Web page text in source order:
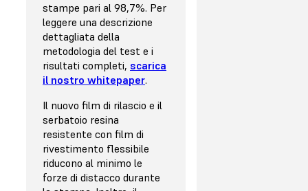
maniera uniforme,
consentendoti inoltre di
mantenere pulita l'area di
lavoro, risparmiando
tempo e fatica.
stampe pari al 98,7%. Per
leggere una descrizione
dettagliata della
metodologia del test e i
risultati completi, scarica
il nostro whitepaper.
Il nuovo film di rilascio e il
serbatoio resina
resistente con film di
rivestimento flessibile
riducono al minimo le
forze di distacco durante